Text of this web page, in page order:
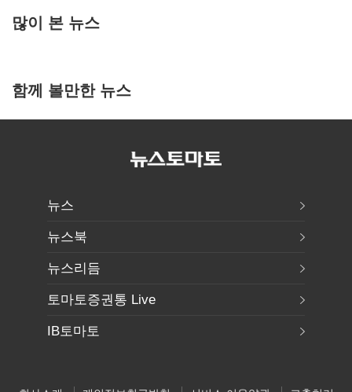
많이 본 뉴스
함께 볼만한 뉴스
뉴스
뉴스북
뉴스리듬
토마토증권통 Live
IB토마토